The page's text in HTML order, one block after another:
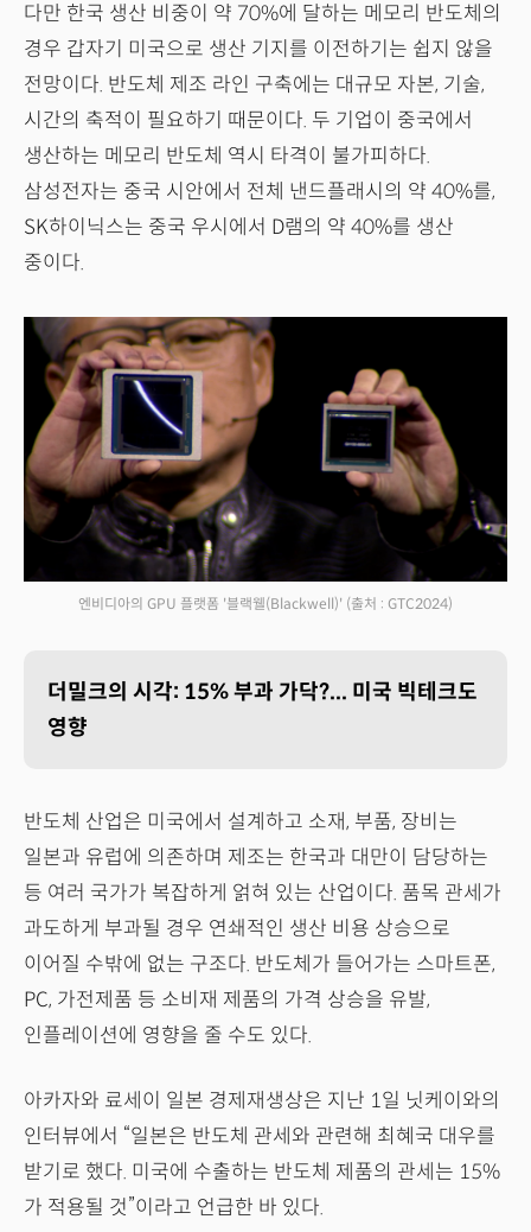
다만 한국 생산 비중이 약 70%에 달하는 메모리 반도체의
경우 갑자기 미국으로 생산 기지를 이전하기는 쉽지 않을
전망이다. 반도체 제조 라인 구축에는 대규모 자본, 기술,
시간의 축적이 필요하기 때문이다. 두 기업이 중국에서
생산하는 메모리 반도체 역시 타격이 불가피하다.
삼성전자는 중국 시안에서 전체 낸드플래시의 약 40%를,
SK하이닉스는 중국 우시에서 D램의 약 40%를 생산
중이다.
엔비디아의 GPU 플랫폼 '블랙웰(Blackwell)' (출처 : GTC2024)
더밀크의 시각: 15% 부과 가닥?... 미국 빅테크도
영향
반도체 산업은 미국에서 설계하고 소재, 부품, 장비는
일본과 유럽에 의존하며 제조는 한국과 대만이 담당하는
등 여러 국가가 복잡하게 얽혀 있는 산업이다. 품목 관세가
과도하게 부과될 경우 연쇄적인 생산 비용 상승으로
이어질 수밖에 없는 구조다. 반도체가 들어가는 스마트폰,
PC, 가전제품 등 소비재 제품의 가격 상승을 유발,
인플레이션에 영향을 줄 수도 있다.
아카자와 료세이 일본 경제재생상은 지난 1일 닛케이와의
인터뷰에서 “일본은 반도체 관세와 관련해 최혜국 대우를
받기로 했다. 미국에 수출하는 반도체 제품의 관세는 15%
가 적용될 것”이라고 언급한 바 있다.